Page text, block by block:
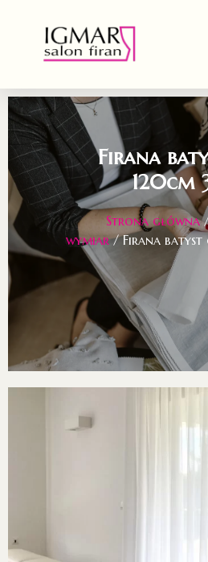
Firana
120cm
Strona główna
wymiar/ Firana batyst